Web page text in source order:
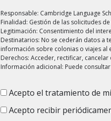
Responsable: Cambridge Language
Finalidad: Gestión de las solicitudes
Legitimación: Consentimiento del
Destinatarios: No se cederán datos a
información sobre colonias o viajes al
Derechos: Acceder, rectificar,
Información adicional: Puede
Consentimiento(Obligatorio)
Acepto el tratamiento de
Consentimiento
Acepto recibir